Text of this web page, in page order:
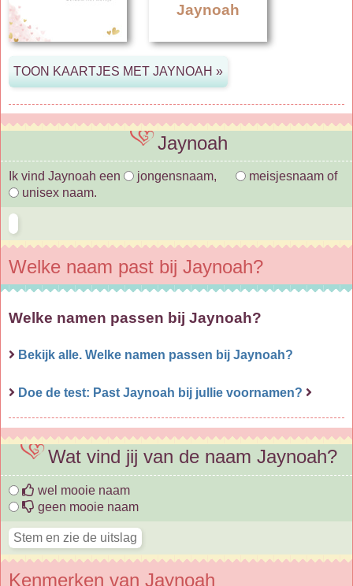
Jaynoah
Jaynoah
Ik vind Jaynoah een jongensnaam,
meisjesnaam of
unisex naam.
Welke naam past bij Jaynoah?
Welke namen passen bij Jaynoah?
Bekijk alle. Welke namen passen bij Jaynoah?
Doe de test: Past Jaynoah bij jullie voornamen?
Wat vind jij van de naam Jaynoah?
wel mooie naam
geen mooie naam
Kenmerken van Jaynoah